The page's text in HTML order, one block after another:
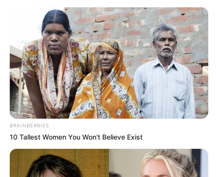
BRAINBERRIES
10 Tallest Women You Won't Believe Exist